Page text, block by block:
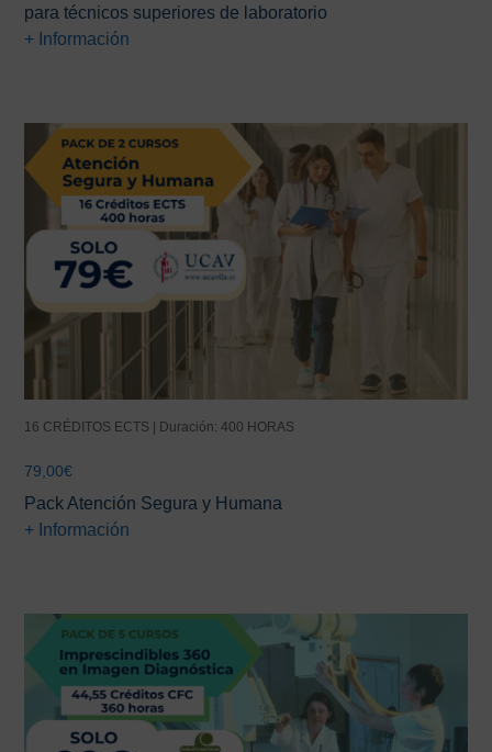
era:
66,00€.
es:
25,00€.
para técnicos superiores de laboratorio
+ Información
16 CRÉDITOS ECTS | Duración: 400 HORAS
79,00€
Pack Atención Segura y Humana
+ Información